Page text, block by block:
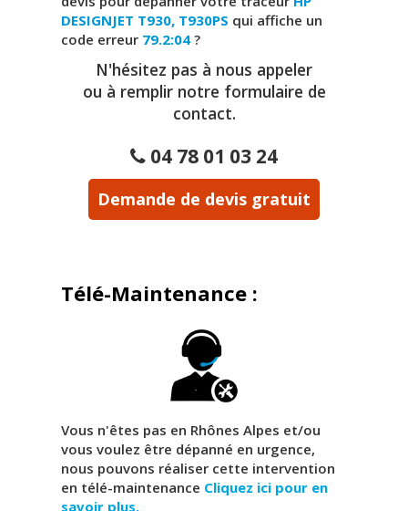
DESIGNJET T930, T930PS qui affiche un
code erreur 79.2:04 ?
N'hésitez pas à nous appeler
ou à remplir notre formulaire de
contact.
04 78 01 03 24
Demande de devis gratuit
Télé-Maintenance :
Vous n'êtes pas en Rhônes Alpes et/ou
vous voulez être dépanné en urgence,
nous pouvons réaliser cette intervention
en télé-maintenance Cliquez ici pour en
savoir plus.